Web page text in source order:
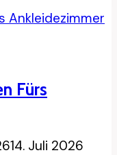
Fürs
14. Juli 2026